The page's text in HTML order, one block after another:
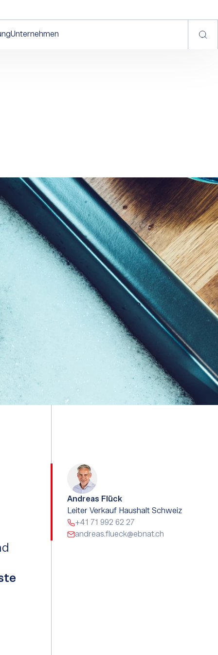
Unternehmen
Andreas Flück
Leiter Verkauf Haushalt Schweiz
+41 71 992 62 27
andreas.flueck@ebnat.ch